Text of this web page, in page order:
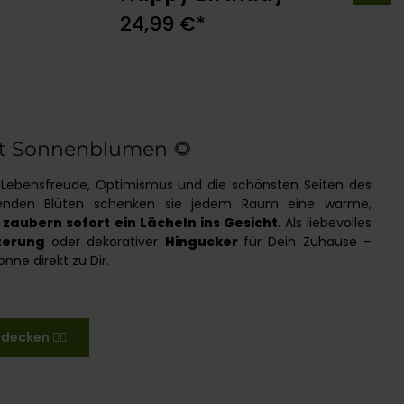
24,99 €*
Sonnenblumen 🌻
Optimismus und die schönsten Seiten des
Blüten schenken sie jedem Raum eine warme,
zaubern sofort ein Lächeln ins Gesicht. Als liebevolles
oder dekorativer Hingucker für Dein Zuhause –
direkt zu Dir.
👉🏼